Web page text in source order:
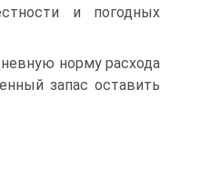
и погодных
норму расхода
запас оставить